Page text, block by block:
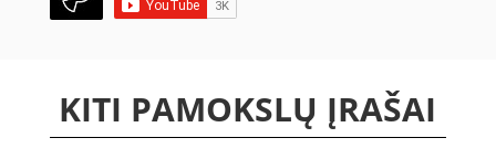
KITI PAMOKSLŲ ĮRAŠAI